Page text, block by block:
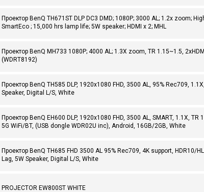
Проектор BenQ TH671ST DLP DC3 DMD; 1080P; 3000 AL; 1.2x zoom;
SmartEco ; 15,000 hrs lamp life; 5W speaker; HDMI x 2; MHL
Проектор BenQ MH733 1080P; 4000 AL; 1.3X zoom, TR 1.15~1.5,
(WDRT8192)
Проектор BenQ TH585 DLP, 1920x1080 FHD, 3500 AL, 95% Rec709,
Speaker, Digital L/S, White
Проектор BenQ EH600 DLP, 1920x1080 FHD, 3500 AL, SMART, 1.1X,
5G WiFi/BT, (USB dongle WDR02U inc), Android, 16GB/2GB, White
Проектор BenQ TH685 FHD 3500 AL 95% Rec709, 4K support, HDR10/
Lag, 5W Speaker, Digital L/S, White
PROJECTOR EW800ST WHITE